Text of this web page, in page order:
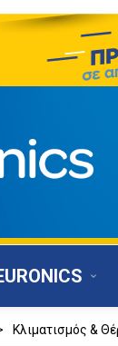
Κλιματισμός &